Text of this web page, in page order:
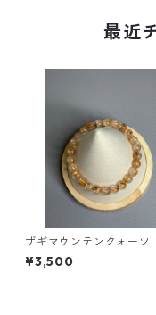
最近
ザギマウンテンクォーツ
レンジ）7mm
¥3,500